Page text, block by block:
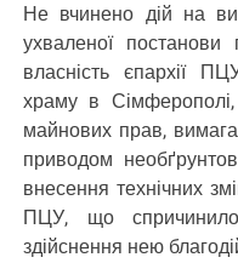
Не вчинено дій на
ухваленої
власність єпархії
храму в Сімферополі,
майнових прав,
приводом
внесення технічних
ПЦУ, що спричинило
здійснення нею